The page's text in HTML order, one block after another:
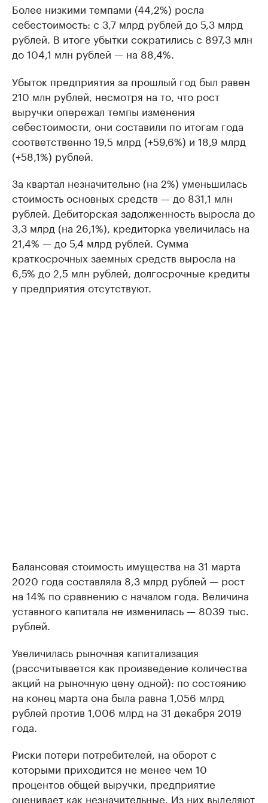
Более низкими темпами (44,2%) росла
себестоимость: с 3,7 млрд рублей до 5,3 млрд
рублей. В итоге убытки сократились с 897,3 млн
до 104,1 млн рублей — на 88,4%.
Убыток предприятия за прошлый год был равен
210 млн рублей, несмотря на то, что рост
выручки опережал темпы изменения
себестоимости, они составили по итогам года
соответственно 19,5 млрд (+59,6%) и 18,9 млрд
(+58,1%) рублей.
За квартал незначительно (на 2%) уменьшилась
стоимость основных средств — до 831,1 млн
рублей. Дебиторская задолженность выросла до
3,3 млрд (на 26,1%), кредиторка увеличилась на
21,4% — до 5,4 млрд рублей. Сумма
краткосрочных заемных средств выросла на
6,5% до 2,5 млн рублей, долгосрочные кредиты
у предприятия отсутствуют.
Балансовая стоимость имущества на 31 марта
2020 года составляла 8,3 млрд рублей — рост
на 14% по сравнению с началом года. Величина
уставного капитала не изменилась — 8039 тыс.
рублей.
Увеличилась рыночная капитализация
(рассчитывается как произведение количества
акций на рыночную цену одной): по состоянию
на конец марта она была равна 1,056 млрд
рублей против 1,006 млрд на 31 декабря 2019
года.
Риски потери потребителей, на оборот с
которыми приходится не менее чем 10
процентов общей выручки, предприятие
оценивает как незначительные. Из них выделяют